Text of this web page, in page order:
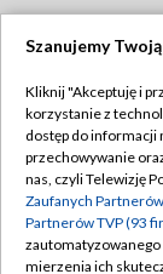
Abonament
Emisja w TVP
Centrum
Szanujemy
Kliknij "Akceptuję i
korzystanie z
dostęp do informacji
przechowywanie
nas, czyli Telewizję
Zaufanych
Partnerów TVP (93
mierzenia ich